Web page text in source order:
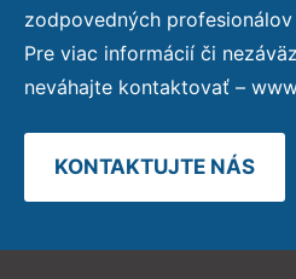
zodpovedných
Pre viac informácií či
neváhajte kontaktovať –
KONTAKTUJTE NÁS